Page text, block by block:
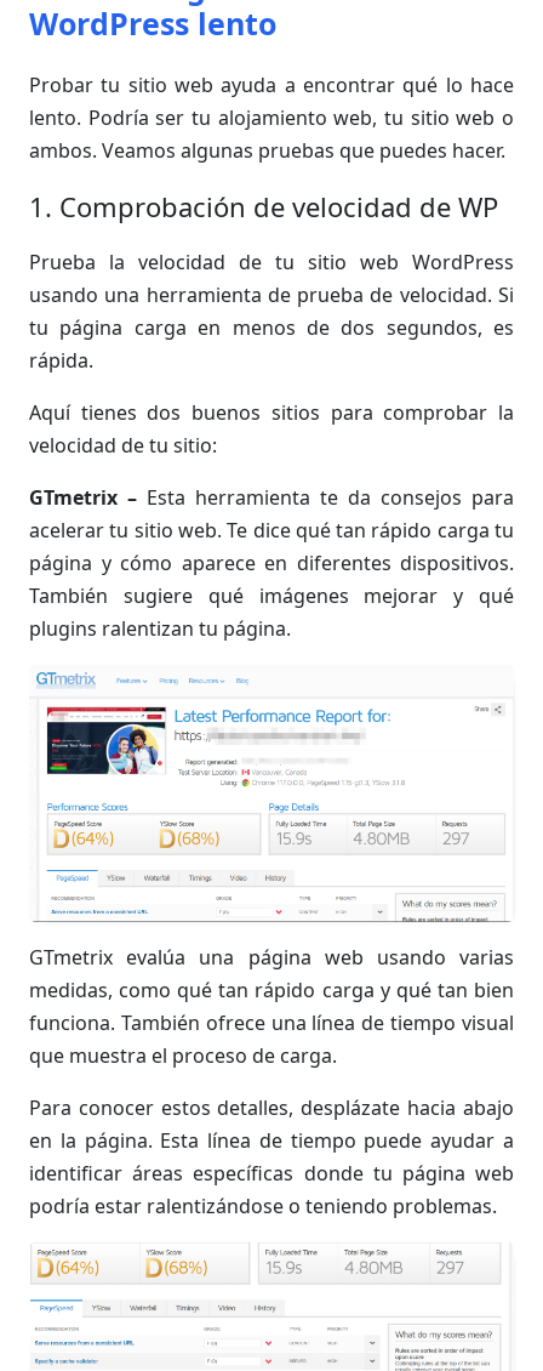
WordPress lento
Probar tu sitio web ayuda a encontrar qué lo hace
lento. Podría ser tu alojamiento web, tu sitio web o
ambos. Veamos algunas pruebas que puedes hacer.
1. Comprobación de velocidad de WP
Prueba la velocidad de tu sitio web WordPress
usando una herramienta de prueba de velocidad. Si
tu página carga en menos de dos segundos, es
rápida.
Aquí tienes dos buenos sitios para comprobar la
velocidad de tu sitio:
GTmetrix – Esta herramienta te da consejos para
acelerar tu sitio web. Te dice qué tan rápido carga tu
página y cómo aparece en diferentes dispositivos.
También sugiere qué imágenes mejorar y qué
plugins ralentizan tu página.
GTmetrix evalúa una página web usando varias
medidas, como qué tan rápido carga y qué tan bien
funciona. También ofrece una línea de tiempo visual
que muestra el proceso de carga.
Para conocer estos detalles, desplázate hacia abajo
en la página. Esta línea de tiempo puede ayudar a
identificar áreas específicas donde tu página web
podría estar ralentizándose o teniendo problemas.